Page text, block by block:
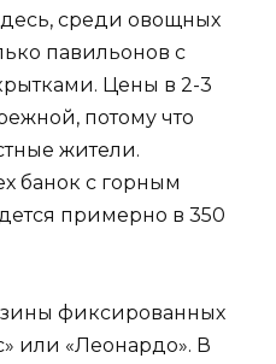
среди овощных
павильонов с
Цены в 2-3
потому что
жители.
банок с горным
примерно в 350
фиксированных
или «Леонардо». В